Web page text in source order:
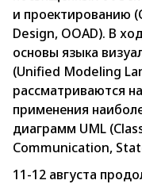
и проектированию
Design, OOAD). В
основы языка
(Unified Modeling
рассматриваются
применения
диаграмм UML
Communication,
11-12 августа